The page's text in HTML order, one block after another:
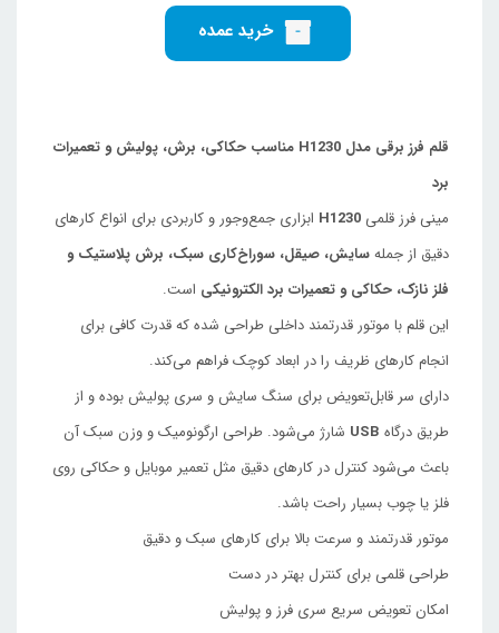
خرید عمده
قلم فرز برقی مدل H1230 مناسب حکاکی، برش، پولیش و تعمیرات
برد
مینی فرز قلمی H1230 ابزاری جمع‌وجور و کاربردی برای انواع کارهای
دقیق از جملهسایش، صیقل، سوراخ‌کاری سبک، برش پلاستیک و
فلز نازک، حکاکی و تعمیرات برد الکترونیکی است.
این قلم با موتور قدرتمند داخلی طراحی شده که قدرت کافی برای
انجام کارهای ظریف را در ابعاد کوچک فراهم می‌کند.
دارای سر قابل‌تعویض برای سنگ سایش و سری پولیش بوده و از
طریق درگاه USB شارژ می‌شود. طراحی ارگونومیک و وزن سبک آن
باعث می‌شود کنترل در کارهای دقیق مثل تعمیر موبایل و حکاکی روی
فلز یا چوب بسیار راحت باشد.
موتور قدرتمند و سرعت بالا برای کارهای سبک و دقیق
طراحی قلمی برای کنترل بهتر در دست
امکان تعویض سریع سری فرز و پولیش